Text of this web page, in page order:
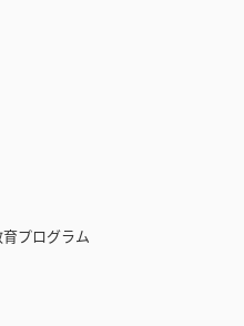
プログラム